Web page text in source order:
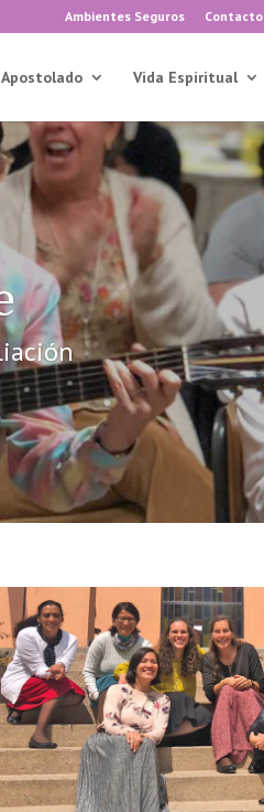
Ambientes Seguros Contacto
Apostolado Vida Espiritual